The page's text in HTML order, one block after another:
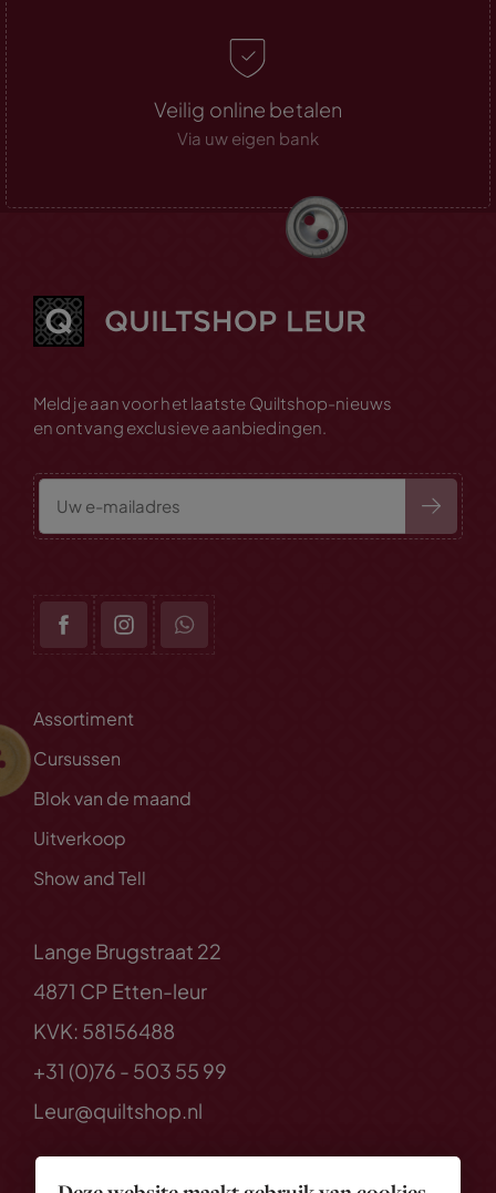
Veilig online betalen
Via uw eigen bank
Meld je aan voor het laatste Quiltshop-nieuws
en ontvang exclusieve aanbiedingen.
Assortiment
Cursussen
Blok van de maand
Uitverkoop
Show and Tell
Lange Brugstraat 22
4871 CP Etten-leur
KVK: 58156488
+31 (0)76 - 503 55 99
Leur@quiltshop.nl